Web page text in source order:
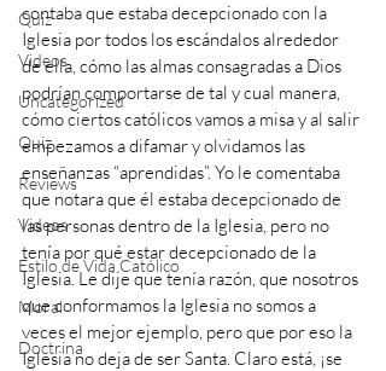
Quiz
Videos
Uncategorized
Quiz
Reviews
Videos
Estilo de Vida Católico
Moral
Doctrina
contaba que estaba decepcionado con la
Iglesia por todos los escándalos alrededor
de ella, cómo las almas consagradas a Dios
podrían comportarse de tal y cual manera,
cómo ciertos católicos vamos a misa y al salir
empezamos a difamar y olvidamos las
enseñanzas “aprendidas”. Yo le comentaba
que notara que él estaba decepcionado de
las personas dentro de la Iglesia, pero no
tenía por qué estar decepcionado de la
Iglesia. Le dije que tenía razón, que nosotros
que conformamos la Iglesia no somos a
veces el mejor ejemplo, pero que por eso la
Iglesia no deja de ser Santa. Claro está, ¡se